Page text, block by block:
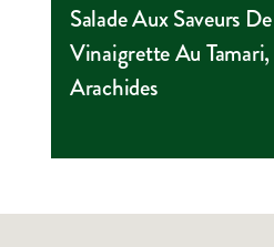
Salade Aux Saveurs
Vinaigrette Au
Arachides